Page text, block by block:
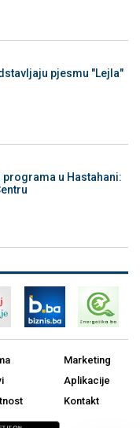
pjesmu "Lejla"
u Hastahani:
Marketing
Aplikacije
Kontakt